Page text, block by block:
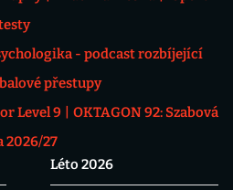
- podcast rozbíjející
přestupy
Level 9
OKTAGON 92: Szabová
2026/27
Léto 2026